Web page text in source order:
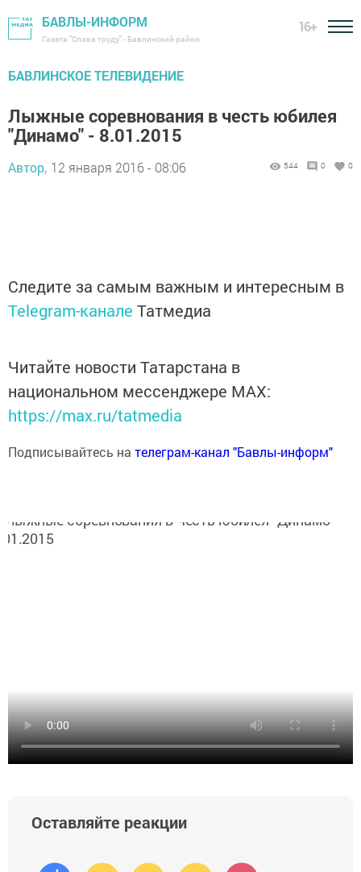
БАВЛЫ-ИНФОРМ
Газета "Слава труду" - Бавлинский район
16+
БАВЛИНСКОЕ ТЕЛЕВИДЕНИЕ
Лыжные соревнования в честь юбилея
"Динамо" - 8.01.2015
Автор, 12 января 2016 - 08:06 544 0 0
Следите за самым важным и интересным в
Telegram-канале Татмедиа
Читайте новости Татарстана в
национальном мессенджере MАХ:
https://max.ru/tatmedia
Подписывайтесь на телеграм-канал "Бавлы-информ"
Оставляйте реакции